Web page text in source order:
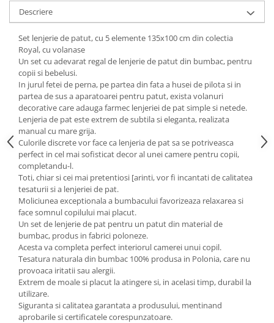
Descriere
Set lenjerie de patut, cu 5 elemente 135x100 cm din colectia
Royal, cu volanase
Un set cu adevarat regal de lenjerie de patut din bumbac, pentru
copii si bebelusi.
In jurul fetei de perna, pe partea din fata a husei de pilota si in
partea de sus a aparatoarei pentru patut, exista volanuri
decorative care adauga farmec lenjeriei de pat simple si netede.
Lenjeria de pat este extrem de subtila si eleganta, realizata
manual cu mare grija.
Culorile discrete vor face ca lenjeria de pat sa se potriveasca
perfect in cel mai sofisticat decor al unei camere pentru copii,
completandu-l.
Toti, chiar si cei mai pretentiosi [arinti, vor fi incantati de calitatea
tesaturii si a lenjeriei de pat.
Moliciunea exceptionala a bumbacului favorizeaza relaxarea si
face somnul copilului mai placut.
Un set de lenjerie de pat pentru un patut din material de
bumbac, produs in fabrici poloneze.
Acesta va completa perfect interiorul camerei unui copil.
Tesatura naturala din bumbac 100% produsa in Polonia, care nu
provoaca iritatii sau alergii.
Extrem de moale si placut la atingere si, in acelasi timp, durabil la
utilizare.
Siguranta si calitatea garantata a produsului, mentinand
aprobarile si certificatele corespunzatoare.